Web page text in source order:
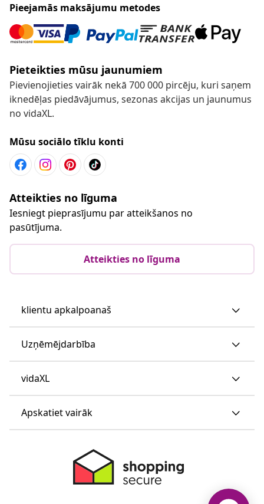
Pieejamās maksājumu metodes
Pieteikties mūsu jaunumiem
Pievienojieties vairāk nekā 700 000 pircēju, kuri saņem
iknedēļas piedāvājumus, sezonas akcijas un jaunumus
no vidaXL.
Mūsu sociālo tīklu konti
Atteikties no līguma
Iesniegt pieprasījumu par atteikšanos no
pasūtījuma.
Atteikties no līguma
klientu apkalpoanaš
Uzņēmējdarbība
vidaXL
Apskatiet vairāk